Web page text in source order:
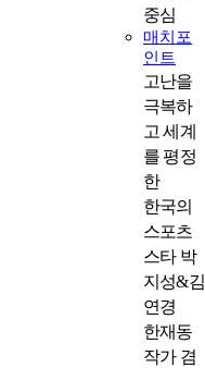
중심
매치포
인트
고난을
극복하
고 세계
를 평정
한
한국의
스포츠
스타 박
지성&김
연경
한재동
작가 겸